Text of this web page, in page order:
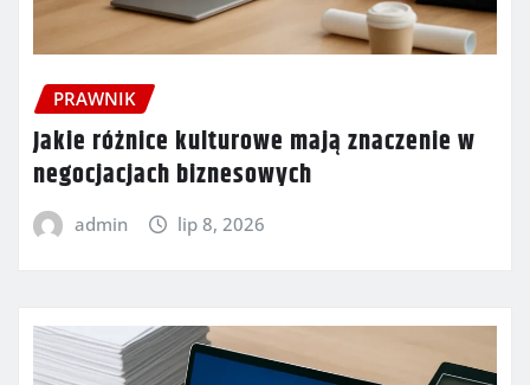
PRAWNIK
Jakie różnice kulturowe mają znaczenie w
negocjacjach biznesowych
admin lip 8, 2026